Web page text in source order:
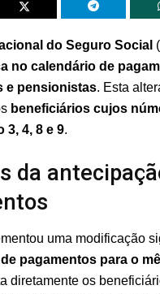
do Seguro Social
no calendário de
e pensionistas. Esta
beneficiários cujos
3, 4, 8 e 9.
da
uma modificação
pagamentos para o
diretamente os